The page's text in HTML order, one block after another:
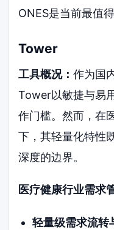
ONES是当前最值
Tower
工具概况：作为国
Tower以敏捷与易
作门槛。然而，在
下，其轻量化特性
深度的边界。
医疗健康行业需求
轻量级需求流转